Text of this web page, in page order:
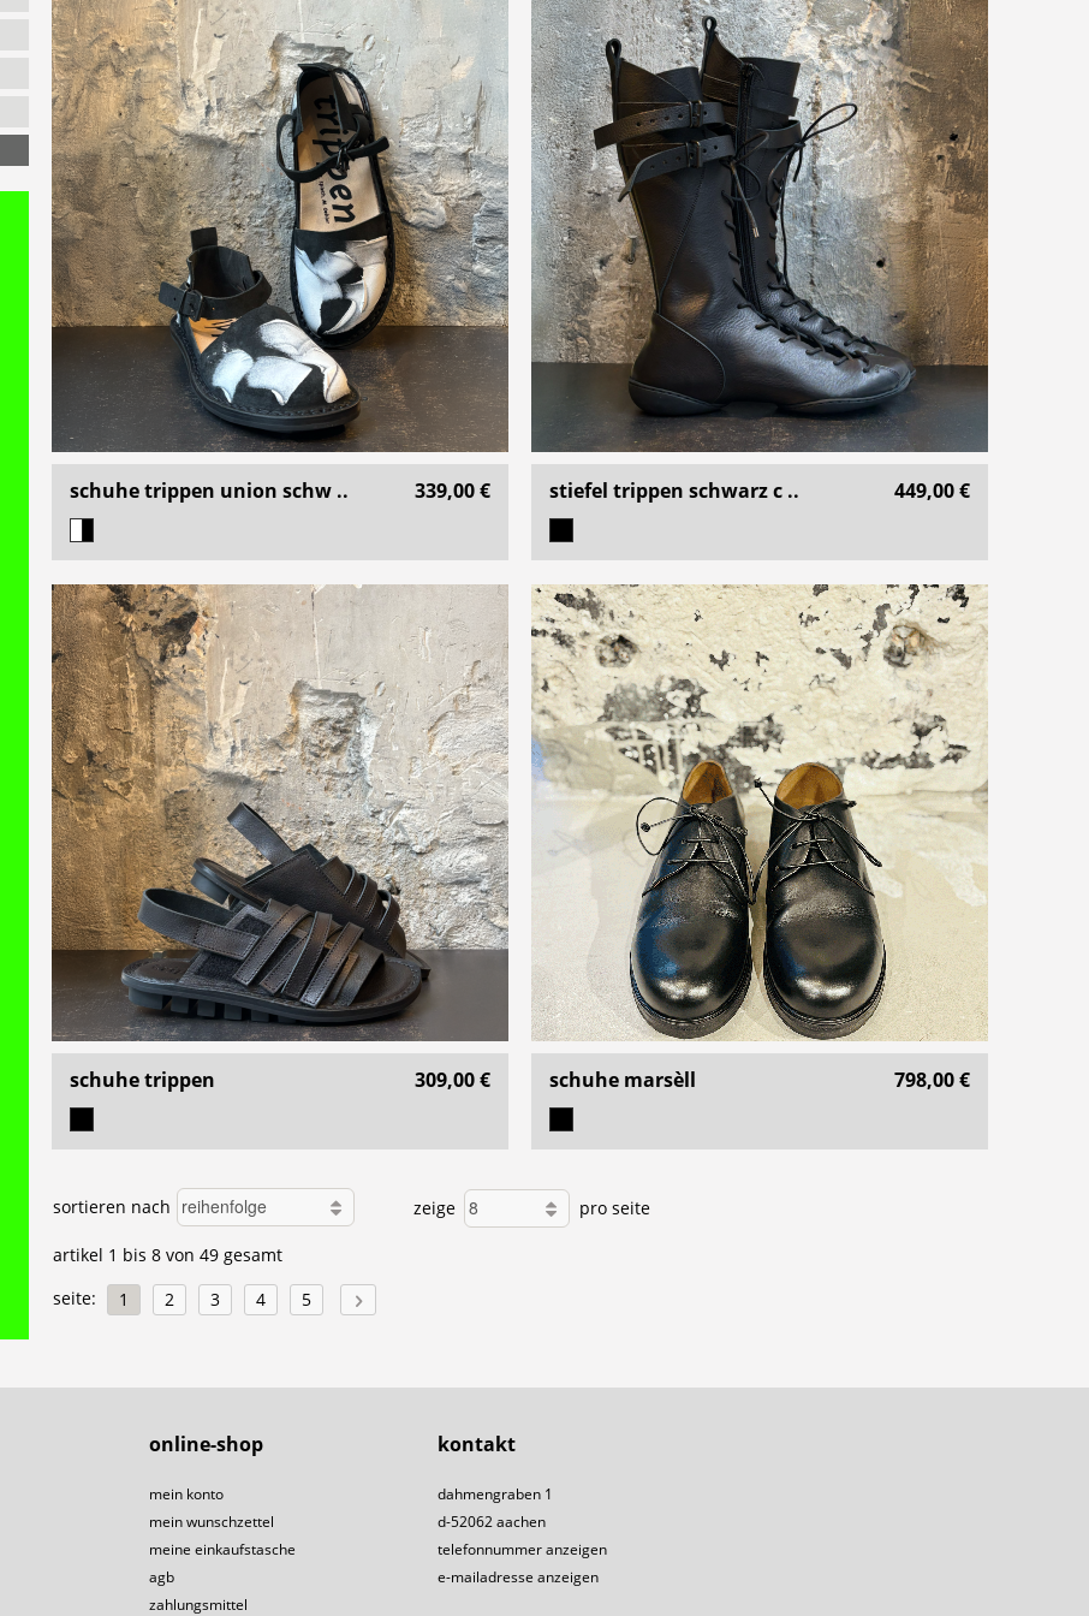
schuhe trippen union schw .. 339,00 € stiefel trippen schwarz c .. 449,00 €
schuhe trippen 309,00 € schuhe marsèll 798,00 €
sortieren nach zeige pro seite
artikel 1 bis 8 von 49 gesamt
seite:
1 2 3 4 5
online-shop
mein konto
mein wunschzettel
meine einkaufstasche
agb
zahlungsmittel
kontakt
dahmengraben 1
d-52062 aachen
telefonnummer anzeigen
e-mailadresse anzeigen